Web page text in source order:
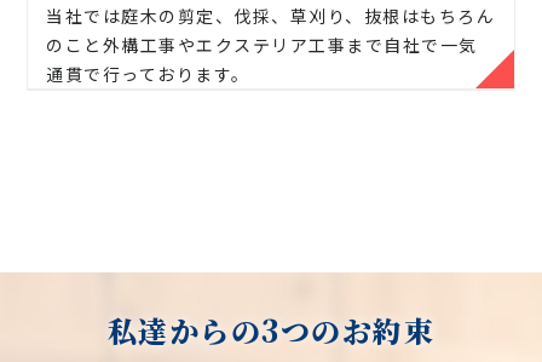
立木 伐採、高木 伐採、大木 伐採、伐採 料金、樹木
の 伐採、木 の 伐採 費用、樹木 の 撤去、伐採 料
金、庭木 伐採 価格、高い 木 を 切る、アーボ リス
用、高く なり すぎ た 木 剪定、特殊 伐採 費用、山
採、大木 伐採 業者、神社 の 木 伐採、竹 伐採、
田区、須磨区、垂水区、北区、西区)、尼崎市、西宮
市、芦屋市
区 伐採、兵庫県神戸市兵庫区 伐採、兵庫県神戸
県神戸市垂水区 伐採、尼崎市 伐採、尼崎市 潮
そのほかの作業事例はこちら
庭真は、気軽に何でも相談できる 神戸 ・ 北摂 エリ
の魅力を引き出すためには、時間と手間をかける必
豊富な経験と知識を活かして、皆様のお庭の魅力を最
・庭の草刈り
・枝落とし
茨木市、高槻市、枚方市、摂津市、寝屋川市、交野
しい
・2階の屋根まで伸びている木を伐採してほしい
・電線まで木が伸び、危ないから木を伐採してほし
・庭木の刈り込み
・庭の芝刈り
当社では庭木の剪定、伐採、草刈り、抜根はもちろん
のこと外構工事やエクステリア工事まで自社で一気
通貫で行っております。
相談はお気軽にご連絡ください。
私達からの3つのお約束